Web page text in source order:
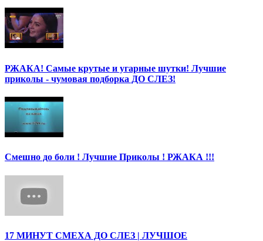
РЖАКА! Самые крутые и угарные шутки! Лучшие
приколы - чумовая подборка ДО СЛЕЗ!
Смешно до боли ! Лучшие Приколы ! РЖАКА !!!
17 МИНУТ СМЕХА ДО СЛЕЗ | ЛУЧШОЕ